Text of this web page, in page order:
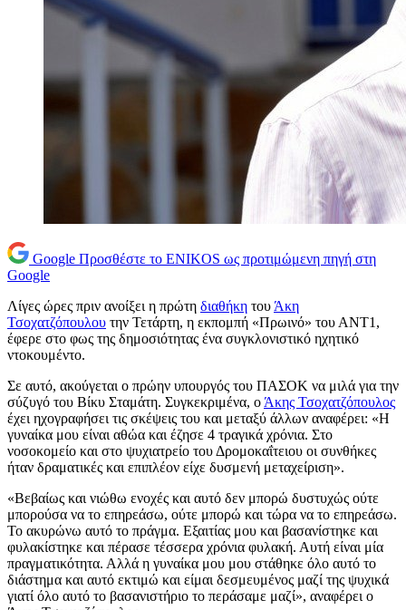
Google Προσθέστε το ENIKOS ως προτιμώμενη πηγή στη
Google
Λίγες ώρες πριν ανοίξει η πρώτη διαθήκη του Άκη
Τσοχατζόπουλου την Τετάρτη, η εκπομπή «Πρωινό» του ΑΝΤ1,
έφερε στο φως της δημοσιότητας ένα συγκλονιστικό ηχητικό
ντοκουμέντο.
Σε αυτό, ακούγεται ο πρώην υπουργός του ΠΑΣΟΚ να μιλά για την
σύζυγό του Βίκυ Σταμάτη. Συγκεκριμένα, ο Άκης Τσοχατζόπουλος
έχει ηχογραφήσει τις σκέψεις του και μεταξύ άλλων αναφέρει: «Η
γυναίκα μου είναι αθώα και έζησε 4 τραγικά χρόνια. Στο
νοσοκομείο και στο ψυχιατρείο του Δρομοκαΐτειου οι συνθήκες
ήταν δραματικές και επιπλέον είχε δυσμενή μεταχείριση».
«Βεβαίως και νιώθω ενοχές και αυτό δεν μπορώ δυστυχώς ούτε
μπορούσα να το επηρεάσω, ούτε μπορώ και τώρα να το επηρεάσω.
Το ακυρώνω αυτό το πράγμα. Εξαιτίας μου και βασανίστηκε και
φυλακίστηκε και πέρασε τέσσερα χρόνια φυλακή. Αυτή είναι μία
πραγματικότητα. Αλλά η γυναίκα μου μου στάθηκε όλο αυτό το
διάστημα και αυτό εκτιμώ και είμαι δεσμευμένος μαζί της ψυχικά
γιατί όλο αυτό το βασανιστήριο το περάσαμε μαζί», αναφέρει ο